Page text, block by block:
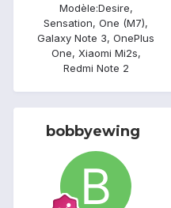
Modèle:Desire,
Sensation, One (M7),
Galaxy Note 3, OnePlus
One, Xiaomi Mi2s,
Redmi Note 2
bobbyewing